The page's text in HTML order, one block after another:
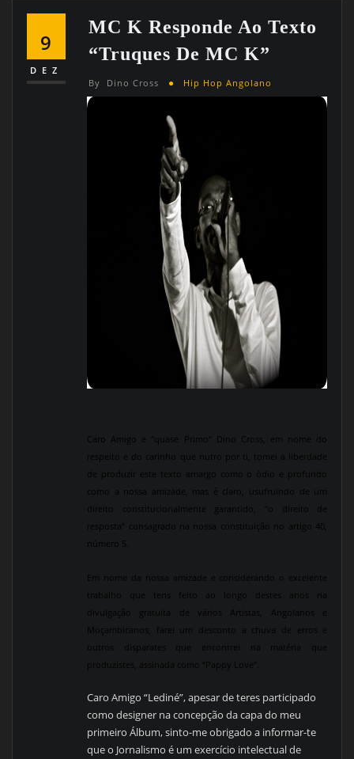
9
DEZ
MC K Responde Ao Texto
“Truques De MC K”
By Dino Cross Hip Hop Angolano
Caro Amigo e “quase Primo” Dino Cross, em nome do
respeito e do carinho que nutro por ti, tomei a liberdade
de produzir este texto amargo como o ódio e profundo
como a nossa amizade, mas é claro, usufruindo de um
direito constitucionalmente garantido, “o direito de
resposta” consagrado na nossa constituição no artigo 40,
número 5.
Em nome da nossa amizade e considerando o excelente
trabalho que tens feito ao longo destes anos na
divulgação gratuita de vários Artistas, Angolanos e
Moçambicanos, farei um desconto a chuva de erros e
outros disparates que encontrei na matéria que
produzistes, assinada como “Pappy Love”.
Caro Amigo “Lediné”, apesar de teres participado
como designer na concepção da capa do meu
primeiro Álbum, sinto-me obrigado a informar-te
que o Jornalismo é um exercício intelectual de